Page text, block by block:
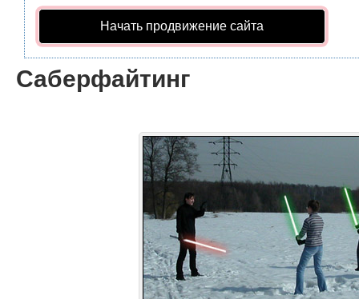
Начать продвижение сайта
Саберфайтинг